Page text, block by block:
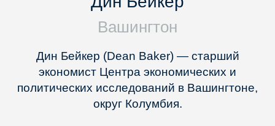
Вашингтон
Дин Бейкер (Dean Baker) — старший
экономист Центра экономических и
политических исследований в Вашингтоне,
округ Колумбия.